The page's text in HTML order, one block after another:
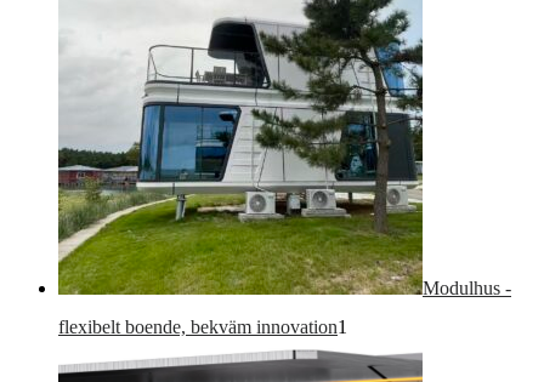
Modulhus -
flexibelt boende, bekväm innovation1
produkt